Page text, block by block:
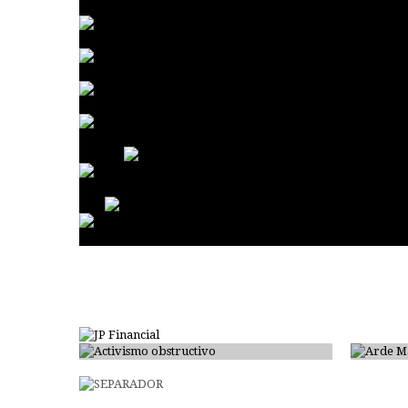
Activismo obstructivo